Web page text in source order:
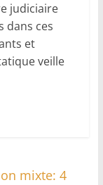
judiciaire
dans ces
et
veille
mixte: 4